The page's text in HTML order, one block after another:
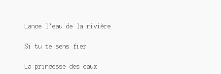
Lance l’eau de la rivière
Si tu te sens fier.
La princesse des eaux